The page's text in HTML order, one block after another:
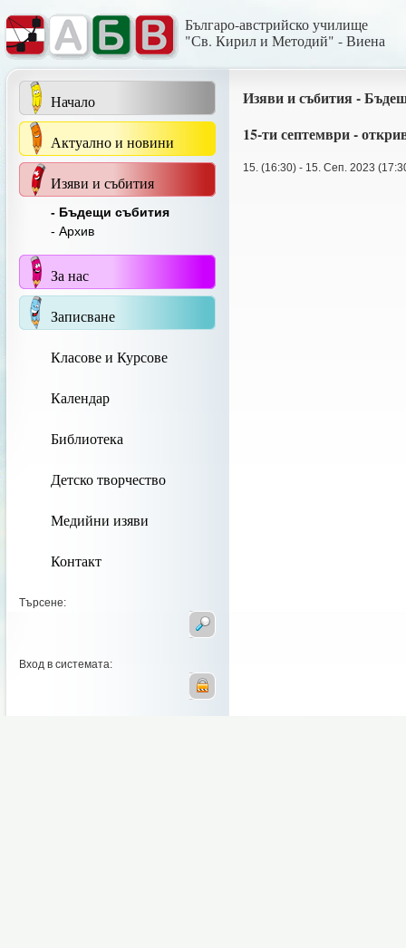
Българо-австрийско училище
"Св. Кирил и Методий" - Виена
Начало
Актуално и новини
Изяви и събития
- Бъдещи събития
- Архив
За нас
Записване
Класове и Курсове
Календар
Библиотека
Детско творчество
Медийни изяви
Контакт
Търсене:
Вход в системата:
Изяви и събития -
15-ти септември -
15. (16:30) - 15. Сеп. 2023